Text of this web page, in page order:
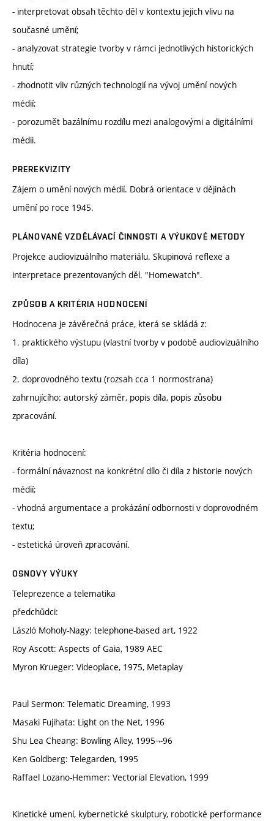
- interpretovat obsah těchto děl v kontextu jejich vlivu na
současné umění;
- analyzovat strategie tvorby v rámci jednotlivých historických
hnutí;
- zhodnotit vliv různých technologií na vývoj umění nových
médií;
- porozumět bazálnímu rozdílu mezi analogovými a digitálními
médii.
PREREKVIZITY
Zájem o umění nových médií. Dobrá orientace v dějinách
umění po roce 1945.
PLÁNOVANÉ VZDĚLÁVACÍ ČINNOSTI A VÝUKOVÉ METODY
Projekce audiovizuálního materiálu. Skupinová reflexe a
interpretace prezentovaných děl. "Homewatch".
ZPŮSOB A KRITÉRIA HODNOCENÍ
Hodnocena je závěrečná práce, která se skládá z:
1. praktického výstupu (vlastní tvorby v podobě audiovizuálního
díla)
2. doprovodného textu (rozsah cca 1 normostrana)
zahrnujícího: autorský záměr, popis díla, popis zůsobu
zpracování.
Kritéria hodnocení:
- formální návaznost na konkrétní dílo či díla z historie nových
médií;
- vhodná argumentace a prokázání odbornosti v doprovodném
textu;
- estetická úroveň zpracování.
OSNOVY VÝUKY
Teleprezence a telematika
předchůdci:
László Moholy-Nagy: telephone-based art, 1922
Roy Ascott: Aspects of Gaia, 1989 AEC
Myron Krueger: Videoplace, 1975, Metaplay
Paul Sermon: Telematic Dreaming, 1993
Masaki Fujihata: Light on the Net, 1996
Shu Lea Cheang: Bowling Alley, 1995¬-96
Ken Goldberg: Telegarden, 1995
Raffael Lozano-Hemmer: Vectorial Elevation, 1999
Kinetické umení, kybernetické skulptury, robotické performance